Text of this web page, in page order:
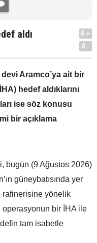
aldı
A+
A-
Aramco’ya ait bir
hedef aldıklarını
ise söz konusu
bir açıklama
bugün (9 Ağustos 2026)
güneybatısında yer
rafinerisine yönelik
operasyonun bir İHA ile
tam isabetle